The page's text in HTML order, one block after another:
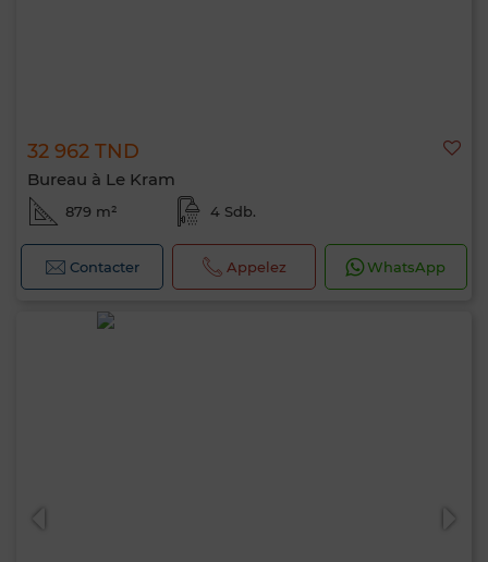
32 962 TND
Bureau à Le Kram
879 m² 4 Sdb.
Contacter Appelez WhatsApp